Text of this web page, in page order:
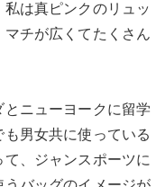
は真ピンクのリュッ
チが広くてたくさん
ニューヨークに留学
男女共に使っている
、ジャンスポーツに